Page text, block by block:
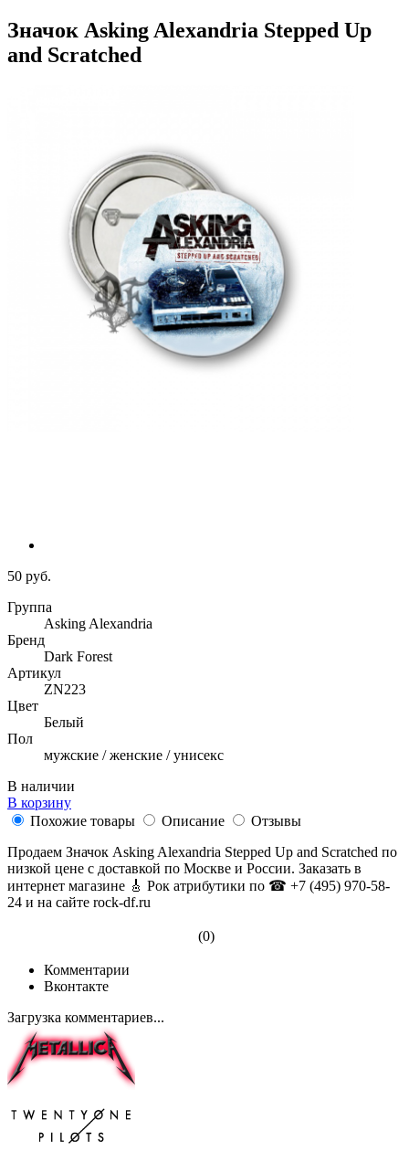
Значок Asking Alexandria Stepped Up
and Scratched
50 руб.
Группа
Asking Alexandria
Бренд
Dark Forest
Артикул
ZN223
Цвет
Белый
Пол
мужские / женские / унисекс
В наличии
В корзину
Похожие товары
Описание
Отзывы
Продаем Значок Asking Alexandria Stepped Up and Scratched по
низкой цене с доставкой по Москве и России. Заказать в
интернет магазине 🎸 Рок атрибутики по ☎ +7 (495) 970-58-
24 и на сайте rock-df.ru
(0)
Комментарии
Вконтакте
Загрузка комментариев...